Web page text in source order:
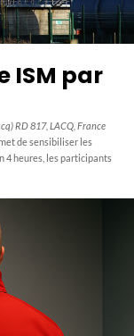
ISM par
RD 817, LACQ, France
de sensibiliser les
4 heures, les participants